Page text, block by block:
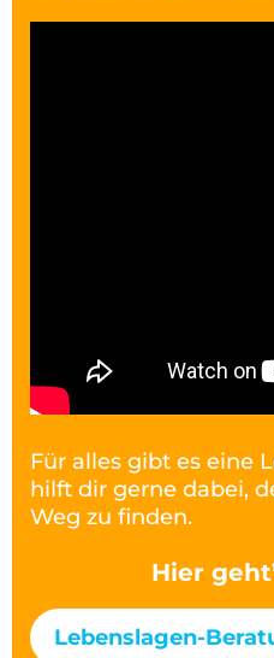
Für alles gibt es eine
hilft dir gerne dabei,
Weg zu finden.
Hier
Lebenslagen-